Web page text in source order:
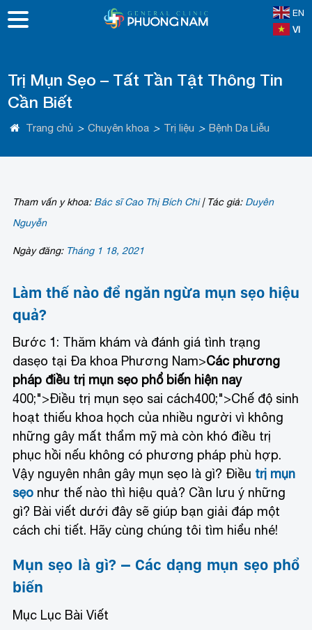
EN
VI
Trị Mụn Sẹo – Tất Tần Tật Thông Tin
Cần Biết
Trang chủ > Chuyên khoa > Trị liệu > Bệnh Da Liễu
Tham vấn y khoa: Bác sĩ Cao Thị Bích Chi |Tác giả: Duyên
Nguyễn
Ngày đăng: Tháng 1 18, 2021
Làm thế nào để ngăn ngừa mụn sẹo hiệu
quả?
Bước 1: Thăm khám và đánh giá tình trạng
dasẹo tại Đa khoa Phương Nam>Các phương
pháp điều trị mụn sẹo phổ biến hiện nay
400;">Điều trị mụn sẹo sai cách400;">Chế độ sinh
hoạt thiếu khoa họch của nhiều người vì không
những gây mất thẩm mỹ mà còn khó điều trị
phục hồi nếu không có phương pháp phù hợp.
Vậy nguyên nhân gây mụn sẹo là gì? Điều trị mụn
sẹo như thế nào thì hiệu quả? Cần lưu ý những
gì? Bài viết dưới đây sẽ giúp bạn giải đáp một
cách chi tiết. Hãy cùng chúng tôi tìm hiểu nhé!
Mụn sẹo là gì? – Các dạng mụn sẹo phổ
biến
Mục Lục Bài Viết